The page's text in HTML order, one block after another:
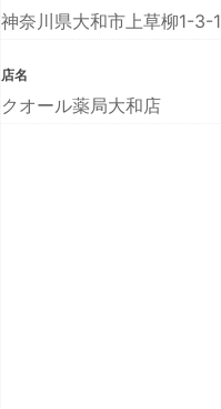
神奈川県大和市上草柳1-3-1
店名
クオール薬局大和店